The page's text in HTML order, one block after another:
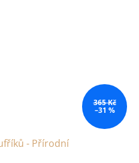
365 Kč
–31 %
- Přírodní